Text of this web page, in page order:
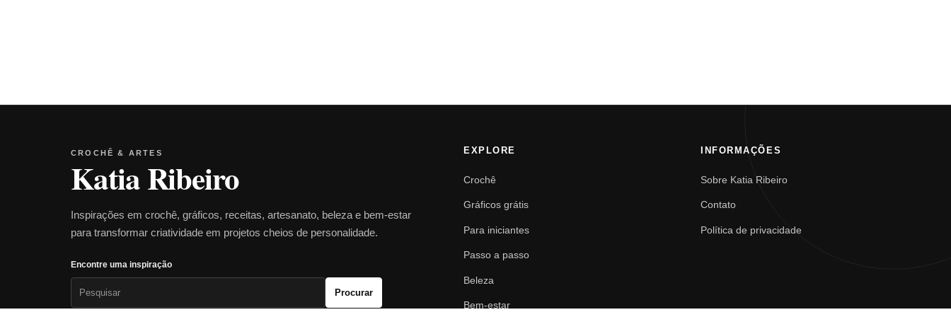
CROCHÊ & ARTES
Katia Ribeiro
Inspirações em crochê, gráficos, receitas, artesanato, beleza e bem-estar
para transformar criatividade em projetos cheios de personalidade.
Encontre uma inspiração
Procurar
EXPLORE
Crochê
Gráficos grátis
Para iniciantes
Passo a passo
Beleza
Bem-estar
INFORMAÇÕES
Sobre Katia Ribeiro
Contato
Política de privacidade